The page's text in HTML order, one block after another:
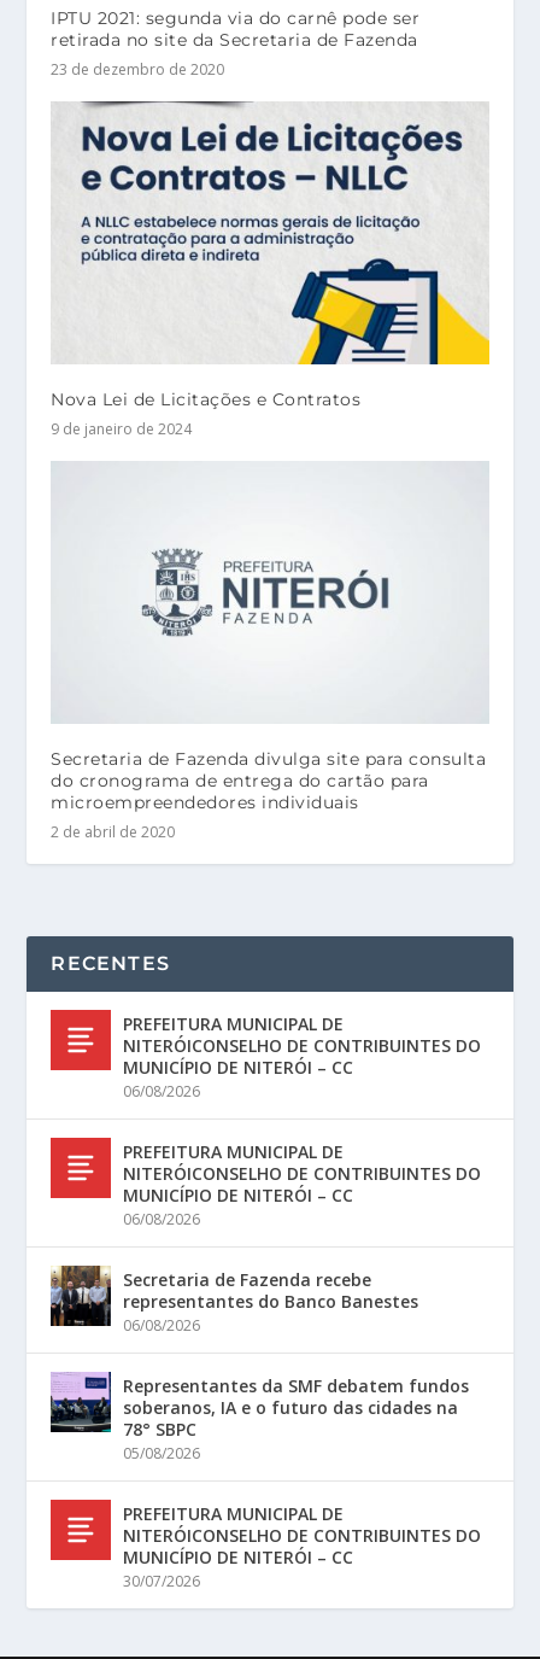
IPTU 2021: segunda via do carnê pode ser
retirada no site da Secretaria de Fazenda
23 de dezembro de 2020
Nova Lei de Licitações e Contratos
9 de janeiro de 2024
Secretaria de Fazenda divulga site para consulta
do cronograma de entrega do cartão para
microempreendedores individuais
2 de abril de 2020
RECENTES
PREFEITURA MUNICIPAL DE
NITERÓICONSELHO DE CONTRIBUINTES DO
MUNICÍPIO DE NITERÓI – CC
06/08/2026
PREFEITURA MUNICIPAL DE
NITERÓICONSELHO DE CONTRIBUINTES DO
MUNICÍPIO DE NITERÓI – CC
06/08/2026
Secretaria de Fazenda recebe
representantes do Banco Banestes
06/08/2026
Representantes da SMF debatem fundos
soberanos, IA e o futuro das cidades na
78° SBPC
05/08/2026
PREFEITURA MUNICIPAL DE
NITERÓICONSELHO DE CONTRIBUINTES DO
MUNICÍPIO DE NITERÓI – CC
30/07/2026